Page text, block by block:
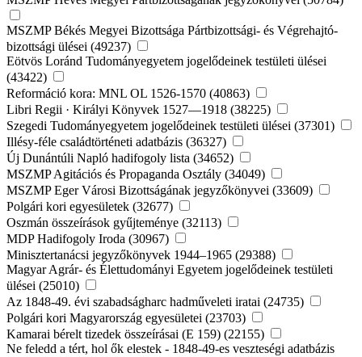
MSZMP Békés Megyei Bizottsága Pártbizottsági- és Végrehajtó-
bizottsági ülései (49237)
Eötvös Loránd Tudományegyetem jogelődeinek testületi ülései
(43422)
Reformáció kora: MNL OL 1526-1570 (40863)
Libri Regii · Királyi Könyvek 1527—1918 (38225)
Szegedi Tudományegyetem jogelődeinek testületi ülései (37301)
Illésy-féle családtörténeti adatbázis (36327)
Új Dunántúli Napló hadifogoly lista (34652)
MSZMP Agitációs és Propaganda Osztály (34049)
MSZMP Eger Városi Bizottságának jegyzőkönyvei (33609)
Polgári kori egyesületek (32677)
Oszmán összeírások gyűjteménye (32113)
MDP Hadifogoly Iroda (30967)
Minisztertanácsi jegyzőkönyvek 1944–1965 (29388)
Magyar Agrár- és Élettudományi Egyetem jogelődeinek testületi
ülései (25010)
Az 1848-49. évi szabadságharc hadműveleti iratai (24735)
Polgári kori Magyarország egyesületei (23703)
Kamarai bérelt tizedek összeírásai (E 159) (22155)
Ne feledd a tért, hol ők elestek - 1848-49-es veszteségi adatbázis